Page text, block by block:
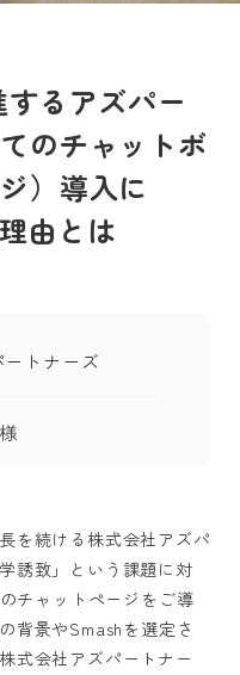
るアズパー
のチャットボ
）導入に
由とは
トナーズ
を続ける株式会社アズパ
誘致」という課題に対
チャットページをご導
背景やSmashを選定さ
式会社アズパートナー